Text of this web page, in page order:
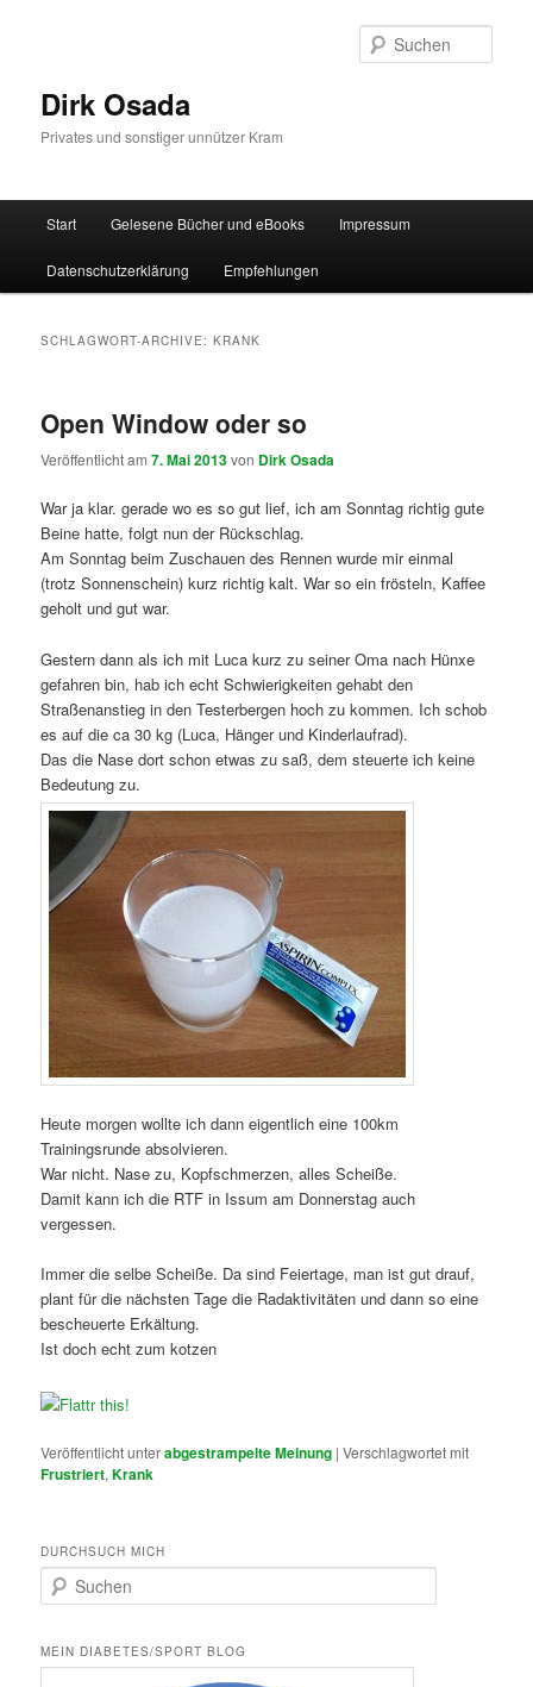
Dirk Osada
Privates und sonstiger unnützer Kram
Start Gelesene Bücher und eBooks Impressum
Datenschutzerklärung Empfehlungen
SCHLAGWORT-ARCHIVE:KRANK
Open Window oder so
Veröffentlicht am7. Mai 2013von Dirk Osada
War ja klar. gerade wo es so gut lief, ich am Sonntag richtig gute
Beine hatte, folgt nun der Rückschlag.
Am Sonntag beim Zuschauen des Rennen wurde mir einmal
(trotz Sonnenschein) kurz richtig kalt. War so ein frösteln, Kaffee
geholt und gut war.
Gestern dann als ich mit Luca kurz zu seiner Oma nach Hünxe
gefahren bin, hab ich echt Schwierigkeiten gehabt den
Straßenanstieg in den Testerbergen hoch zu kommen. Ich schob
es auf die ca 30 kg (Luca, Hänger und Kinderlaufrad).
Das die Nase dort schon etwas zu saß, dem steuerte ich keine
Bedeutung zu.
Heute morgen wollte ich dann eigentlich eine 100km
Trainingsrunde absolvieren.
War nicht. Nase zu, Kopfschmerzen, alles Scheiße.
Damit kann ich die RTF in Issum am Donnerstag auch
vergessen.
Immer die selbe Scheiße. Da sind Feiertage, man ist gut drauf,
plant für die nächsten Tage die Radaktivitäten und dann so eine
bescheuerte Erkältung.
Ist doch echt zum kotzen
Veröffentlicht unterabgestrampelte Meinung |Verschlagwortet mit
Frustriert,Krank
DURCHSUCH MICH
u
h
e
MEIN DIABETES/SPORT BLOG